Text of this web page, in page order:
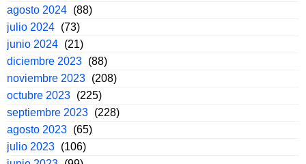
agosto 2024 (88)
julio 2024 (73)
junio 2024 (21)
diciembre 2023 (88)
noviembre 2023 (208)
octubre 2023 (225)
septiembre 2023 (228)
agosto 2023 (65)
julio 2023 (106)